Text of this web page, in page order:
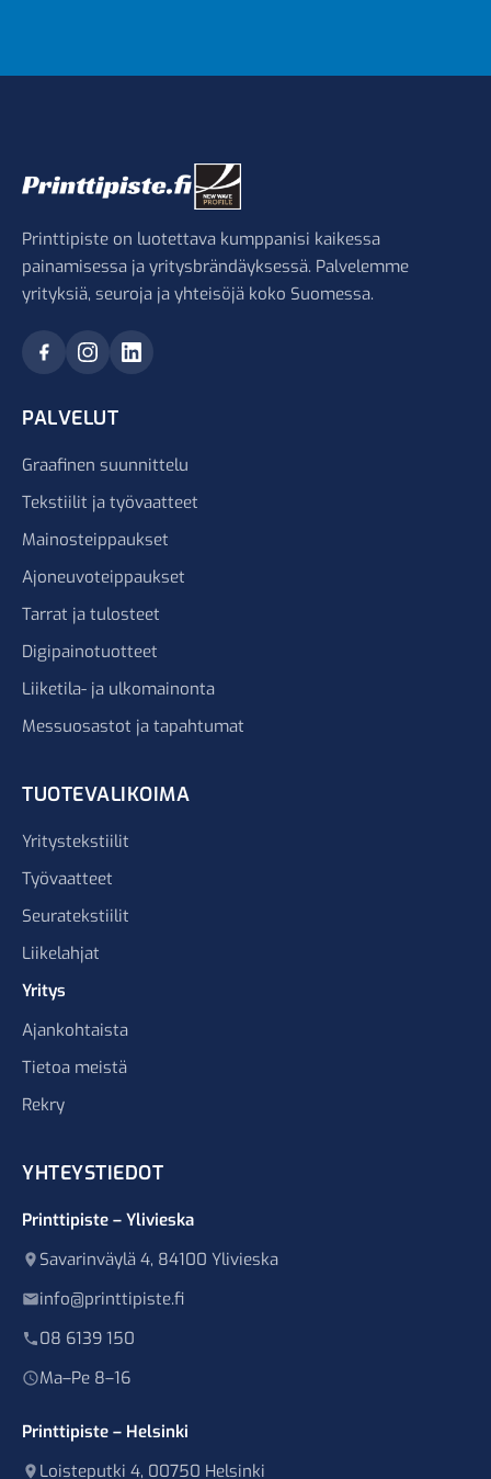
Printtipiste on luotettava kumppanisi kaikessa
painamisessa ja yritysbrändäyksessä. Palvelemme
yrityksiä, seuroja ja yhteisöjä koko Suomessa.
PALVELUT
Graafinen suunnittelu
Tekstiilit ja työvaatteet
Mainosteippaukset
Ajoneuvoteippaukset
Tarrat ja tulosteet
Digipainotuotteet
Liiketila- ja ulkomainonta
Messuosastot ja tapahtumat
TUOTEVALIKOIMA
Yritystekstiilit
Työvaatteet
Seuratekstiilit
Liikelahjat
Yritys
Ajankohtaista
Tietoa meistä
Rekry
YHTEYSTIEDOT
Printtipiste – Ylivieska
Savarinväylä 4, 84100 Ylivieska
info@printtipiste.fi
08 6139 150
Ma–Pe 8–16
Printtipiste – Helsinki
Loisteputki 4, 00750 Helsinki